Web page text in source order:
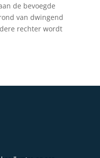
de bevoegde
van dwingend
rechter wordt